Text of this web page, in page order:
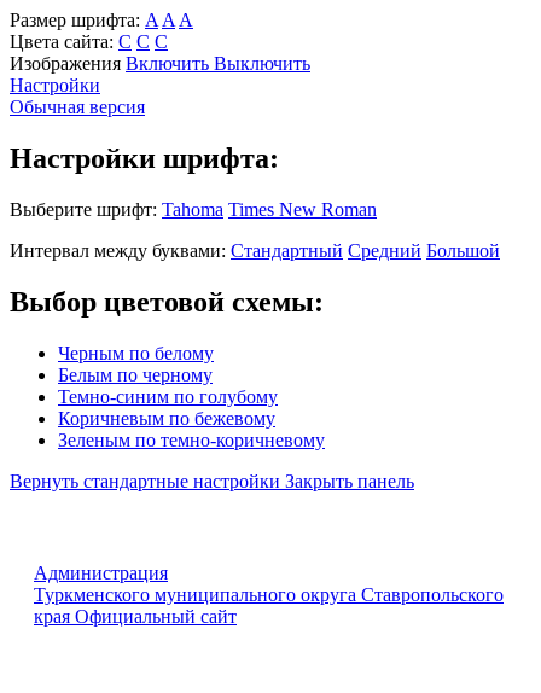
Размер шрифта: A A A
Цвета сайта: С С С
Изображения Включить Выключить
Настройки
Обычная версия
Настройки шрифта:
Выберите шрифт: Tahoma Times New Roman
Интервал между буквами: Стандартный Средний Большой
Выбор цветовой схемы:
Черным по белому
Белым по черному
Темно-синим по голубому
Коричневым по бежевому
Зеленым по темно-коричневому
Вернуть стандартные настройки Закрыть панель
Администрация
Туркменского муниципального округа Ставропольского
края Официальный сайт